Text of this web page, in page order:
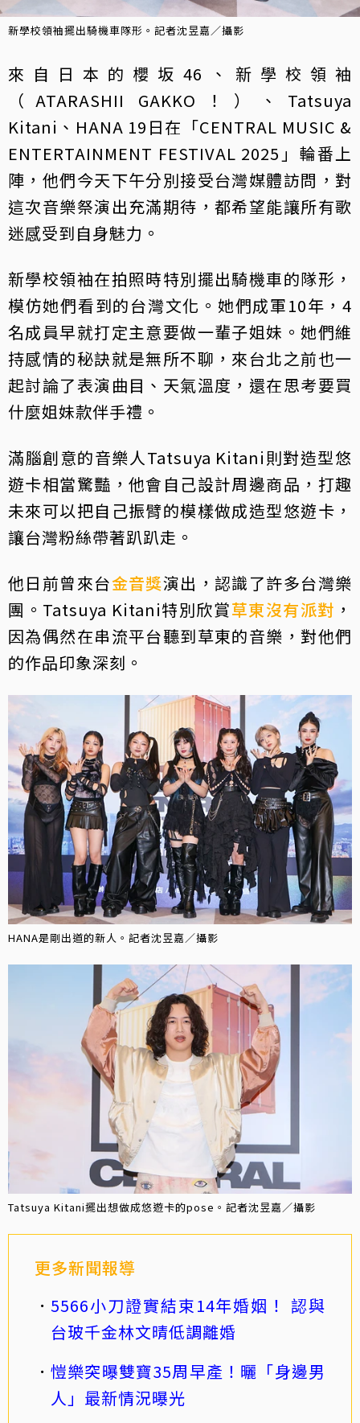
新學校領袖擺出騎機車隊形。記者沈昱嘉／攝影
來自日本的櫻坂46、新學校領袖
（ATARASHII GAKKO！）、Tatsuya
Kitani、HANA 19日在「CENTRAL MUSIC &
ENTERTAINMENT FESTIVAL 2025」輪番上
陣，他們今天下午分別接受台灣媒體訪問，對
這次音樂祭演出充滿期待，都希望能讓所有歌
迷感受到自身魅力。
新學校領袖在拍照時特別擺出騎機車的隊形，
模仿她們看到的台灣文化。她們成軍10年，4
名成員早就打定主意要做一輩子姐妹。她們維
持感情的秘訣就是無所不聊，來台北之前也一
起討論了表演曲目、天氣溫度，還在思考要買
什麼姐妹款伴手禮。
滿腦創意的音樂人Tatsuya Kitani則對造型悠
遊卡相當驚豔，他會自己設計周邊商品，打趣
未來可以把自己振臂的模樣做成造型悠遊卡，
讓台灣粉絲帶著趴趴走。
他日前曾來台金音獎演出，認識了許多台灣樂
團。Tatsuya Kitani特別欣賞草東沒有派對 ，
因為偶然在串流平台聽到草東的音樂，對他們
的作品印象深刻。
HANA是剛出道的新人。記者沈昱嘉／攝影
Tatsuya Kitani擺出想做成悠遊卡的pose。記者沈昱嘉／攝影
更多新聞報導
5566小刀證實結束14年婚姻！ 認與
台玻千金林文晴低調離婚
愷樂突曝雙寶35周早產！曬「身邊男
人」最新情況曝光